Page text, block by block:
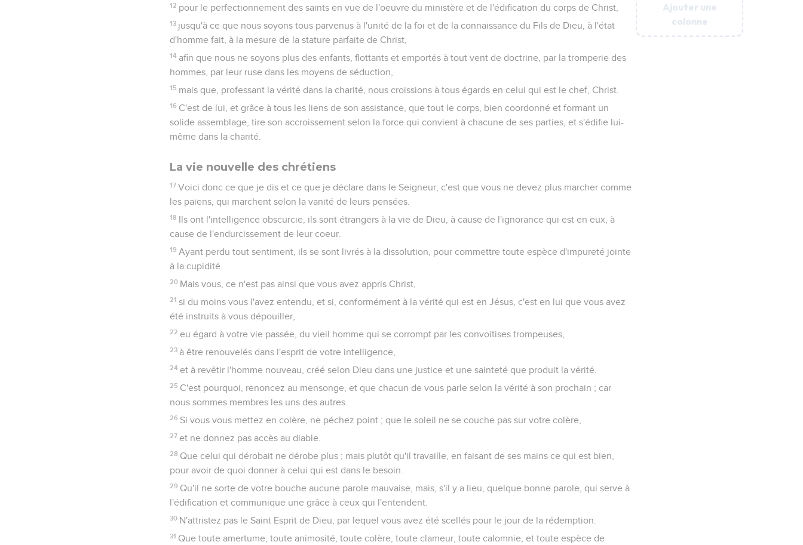
Ajouter une
colonne
Ajouter une
colonne
12 pour le perfectionnement des saints en vue de l'oeuvre du ministère et de l'édification du corps de Christ,
13 jusqu'à ce que nous soyons tous parvenus à l'unité de la foi et de la connaissance du Fils de Dieu, à l'état
d'homme fait, à la mesure de la stature parfaite de Christ,
14 afin que nous ne soyons plus des enfants, flottants et emportés à tout vent de doctrine, par la tromperie des
hommes, par leur ruse dans les moyens de séduction,
15 mais que, professant la vérité dans la charité, nous croissions à tous égards en celui qui est le chef, Christ.
16 C'est de lui, et grâce à tous les liens de son assistance, que tout le corps, bien coordonné et formant un
solide assemblage, tire son accroissement selon la force qui convient à chacune de ses parties, et s'édifie lui-
même dans la charité.
La vie nouvelle des chrétiens
17 Voici donc ce que je dis et ce que je déclare dans le Seigneur, c'est que vous ne devez plus marcher comme
les païens, qui marchent selon la vanité de leurs pensées.
18 Ils ont l'intelligence obscurcie, ils sont étrangers à la vie de Dieu, à cause de l'ignorance qui est en eux, à
cause de l'endurcissement de leur coeur.
19 Ayant perdu tout sentiment, ils se sont livrés à la dissolution, pour commettre toute espèce d'impureté jointe
à la cupidité.
20 Mais vous, ce n'est pas ainsi que vous avez appris Christ,
21 si du moins vous l'avez entendu, et si, conformément à la vérité qui est en Jésus, c'est en lui que vous avez
été instruits à vous dépouiller,
22 eu égard à votre vie passée, du vieil homme qui se corrompt par les convoitises trompeuses,
23 à être renouvelés dans l'esprit de votre intelligence,
24 et à revêtir l'homme nouveau, créé selon Dieu dans une justice et une sainteté que produit la vérité.
25 C'est pourquoi, renoncez au mensonge, et que chacun de vous parle selon la vérité à son prochain ; car
nous sommes membres les uns des autres.
26 Si vous vous mettez en colère, ne péchez point ; que le soleil ne se couche pas sur votre colère,
27 et ne donnez pas accès au diable.
28 Que celui qui dérobait ne dérobe plus ; mais plutôt qu'il travaille, en faisant de ses mains ce qui est bien,
pour avoir de quoi donner à celui qui est dans le besoin.
29 Qu'il ne sorte de votre bouche aucune parole mauvaise, mais, s'il y a lieu, quelque bonne parole, qui serve à
l'édification et communique une grâce à ceux qui l'entendent.
30 N'attristez pas le Saint Esprit de Dieu, par lequel vous avez été scellés pour le jour de la rédemption.
31 Que toute amertume, toute animosité, toute colère, toute clameur, toute calomnie, et toute espèce de
Ajouter une
colonne
Ajouter une
colonne
Ajouter une
colonne